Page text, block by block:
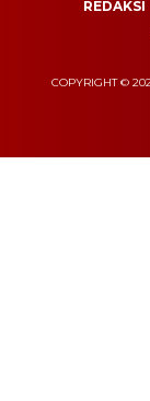
REDAKSI
COPYRIGHT ©